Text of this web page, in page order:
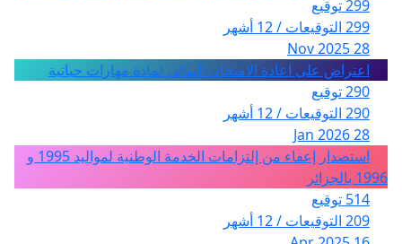
299 توقيع
299 التوقيعات / 12 أشهر
28 Nov 2025
اعتراض على اعادة الامتحان النهائي لمادة مهارات حياتية
290 توقيع
290 التوقيعات / 12 أشهر
28 Jan 2026
استصدار إعفاء من إلتزامات الخدمة الوطنية لمواليد 1995 و
1996 بالجزائر
514 توقيع
209 التوقيعات / 12 أشهر